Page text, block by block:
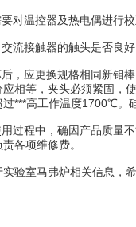
温控器及热电偶进行校
接触器的触头是否良好
应更换规格相同新钼棒
相等，夹头必须紧固，
***高工作温度1700℃。
程中，确因产品质量不
各项维修费。
室马弗炉相关信息，希